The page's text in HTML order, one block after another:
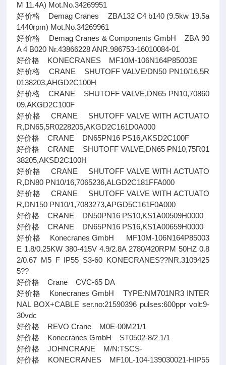
M 11.4A) Mot.No.34269951
好价格 Demag Cranes ZBA132 C4 b140 (9.5kw 19.5a
1440rpm) Mot.No.34269961
好价格 Demag Cranes & Components GmbH ZBA 90
A 4 B020 Nr.43866228 ANR.986753-16010084-01
好价格 KONECRANES MF10M-106N164P85003E
好价格 CRANE SHUTOFF VALVE/DN50 PN10/16,5R
0138203,AHGD2C100H
好价格 CRANE SHUTOFF VALVE,DN65 PN10,70860
09,AKGD2C100F
好价格 CRANE SHUTOFF VALVE WITH ACTUATO
R,DN65,5R0228205,AKGD2C161D0A000
好价格 CRANE DN65PN16 PS16,AKSD2C100F
好价格 CRANE SHUTOFF VALVE,DN65 PN10,75R01
38205,AKSD2C100H
好价格 CRANE SHUTOFF VALVE WITH ACTUATO
R,DN80 PN10/16,7065236,ALGD2C181FFA000
好价格 CRANE SHUTOFF VALVE WITH ACTUATO
R,DN150 PN10/1,7083273,APGD5C161F0A000
好价格 CRANE DN50PN16 PS10,KS1A00509H0000
好价格 CRANE DN65PN16 PS16,KS1A00659H0000
好价格 Konecranes GmbH MF10M-106N164P85003
E 1.8/0.25KW 380-415V 4.9/2.8A 2780/420RPM 50HZ 0.8
2/0.67 M5 F IP55 S3-60 KONECRANES??NR.3109425
5??
好价格 Crane CVC-65 DA
好价格 Konecranes GmbH TYPE:NM701NR3 INTER
NAL BOX+CABLE ser.no:21590396 pulses:600ppr volt:9-
30vdc
好价格 REVO Crane M0E-00M21/1
好价格 Konecranes GmbH ST0502-8/2 1/1
好价格 JOHNCRANE M/N:TSCS-
好价格 KONECRANES MF10L-104-139030021-HIP55